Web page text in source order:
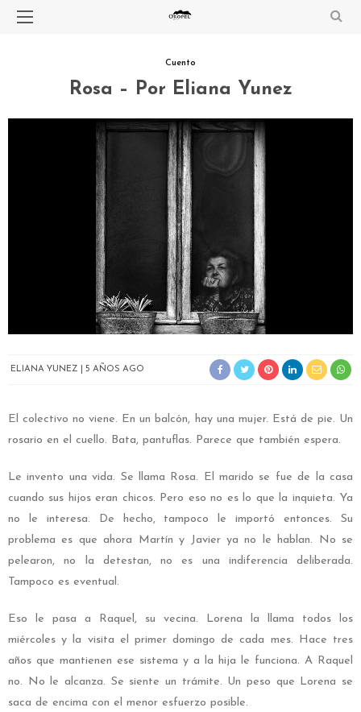
Cuento
Rosa – Por Eliana Yunez
ELIANA YUNEZ 5 AÑOS AGO
El colectivo no viene. En un balcón, hay una mujer. Está de pie. Un
rosario en el cuello. Bata, pantuflas. Parece que también espera.
Le invento una vida. Se llama Rosa. El marido se fue de la casa
cuando sus hijos eran chicos. Pero eso no es lo que la inquieta. Ya
no le interesa. De hecho, tampoco le importó entonces. Su
problema es que ahora Martín y Javier ya no le hablan. No se
pelearon, no la detestan, no es una indiferencia deliberada.
Tampoco es eventual.
Eso le pasa a Raquel, su vecina. Lorena la llama todos los
miércoles y la visita el primer domingo de cada mes. Hace tres
años que mantienen ese sistema y a la hija le funciona. A Raquel
no. No le alcanza. Se siente un trámite. Un peso que Lorena se
saca de encima con el menor esfuerzo posible.